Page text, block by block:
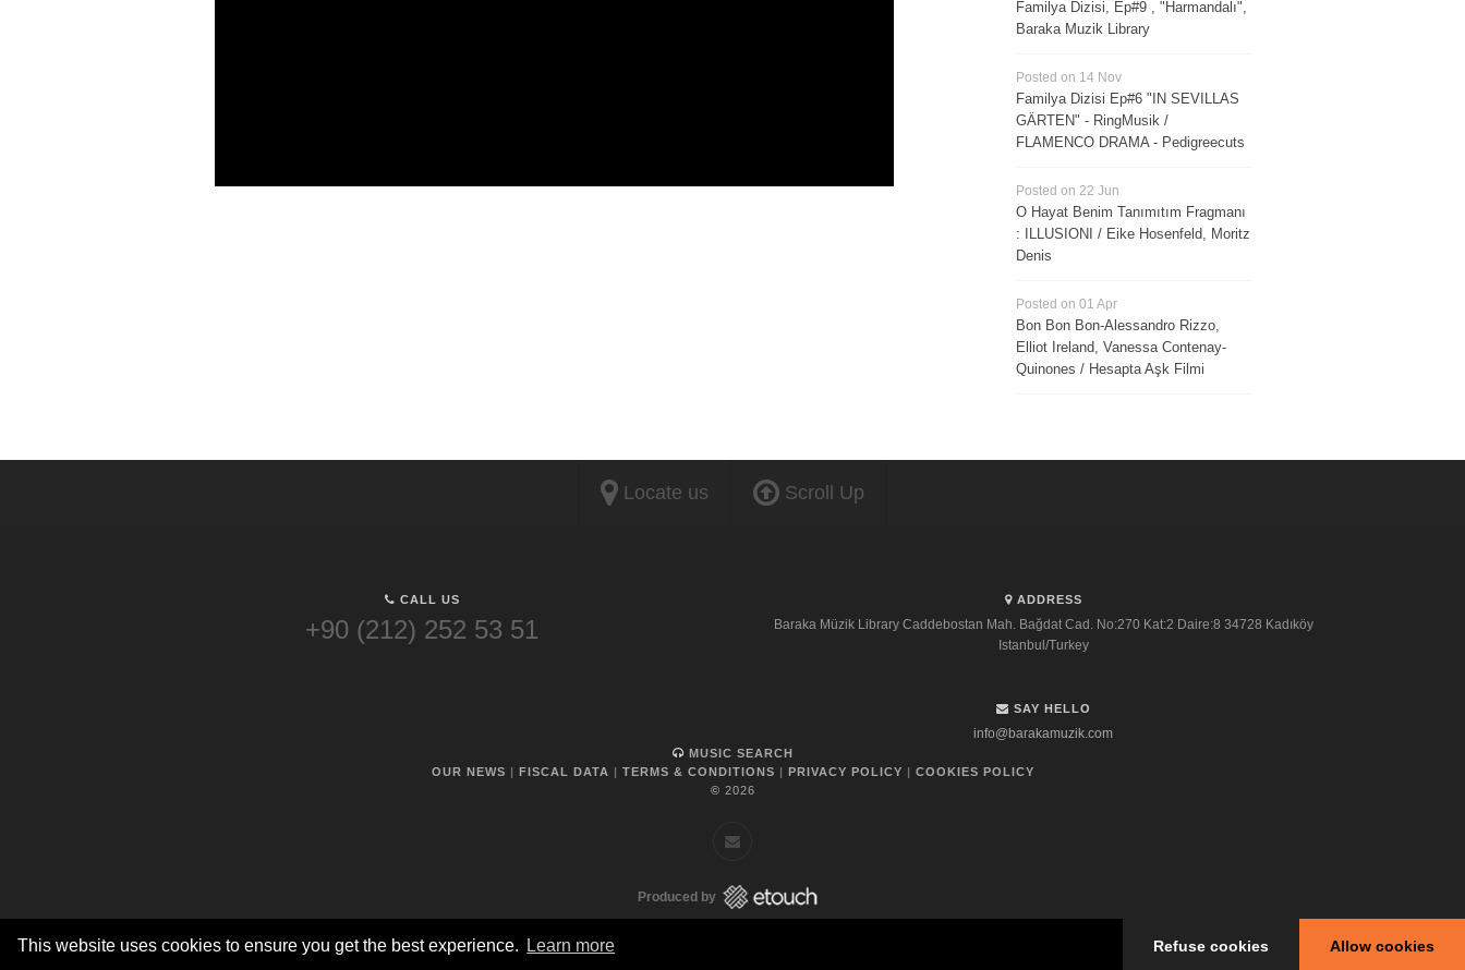
This website uses cookies to ensure you get the best experience. Learn more Refuse cookies Allow cookies
Familya Dizisi, Ep#9 , "Harmandalı",
Baraka Muzik Library
Posted on 14 Nov
Familya Dizisi Ep#6 "IN SEVILLAS
GÄRTEN" - RingMusik /
FLAMENCO DRAMA - Pedigreecuts
Posted on 22 Jun
O Hayat Benim Tanımıtım Fragmanı
: ILLUSIONI / Eike Hosenfeld, Moritz
Denis
Posted on 01 Apr
Bon Bon Bon-Alessandro Rizzo,
Elliot Ireland, Vanessa Contenay-
Quinones / Hesapta Aşk Filmi
Locate us Scroll Up
CALL US
+90 (212) 252 53 51
ADDRESS
Baraka Müzik Library Caddebostan Mah. Bağdat Cad. No:270 Kat:2 Daire:8 34728 Kadıköy
Istanbul/Turkey
SAY HELLO
info@barakamuzik.com
MUSIC SEARCH
OUR NEWS | FISCAL DATA | TERMS & CONDITIONS | PRIVACY POLICY | COOKIES POLICY
© 2026
Produced by